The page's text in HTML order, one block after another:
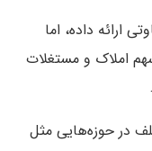
ارائه داده، اما
املاک و مستغلات
در حوزه‌هایی مثل